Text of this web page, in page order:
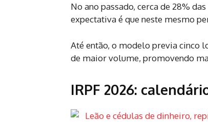
No ano passado, cerca de 28%
expectativa é que neste mesmo
Até então, o modelo previa cinco
de maior volume, promovendo
IRPF 2026: